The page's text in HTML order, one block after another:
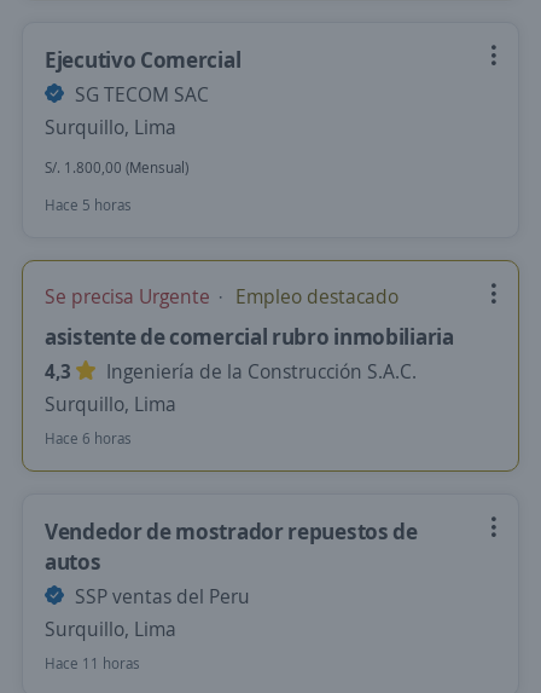
Ejecutivo Comercial
SG TECOM SAC
Surquillo, Lima
S/. 1.800,00 (Mensual)
Hace 5 horas
Se precisa Urgente Empleo destacado
asistente de comercial rubro inmobiliaria
4,3
Ingeniería de la Construcción S.A.C.
Surquillo, Lima
Hace 6 horas
Vendedor de mostrador repuestos de
autos
SSP ventas del Peru
Surquillo, Lima
Hace 11 horas